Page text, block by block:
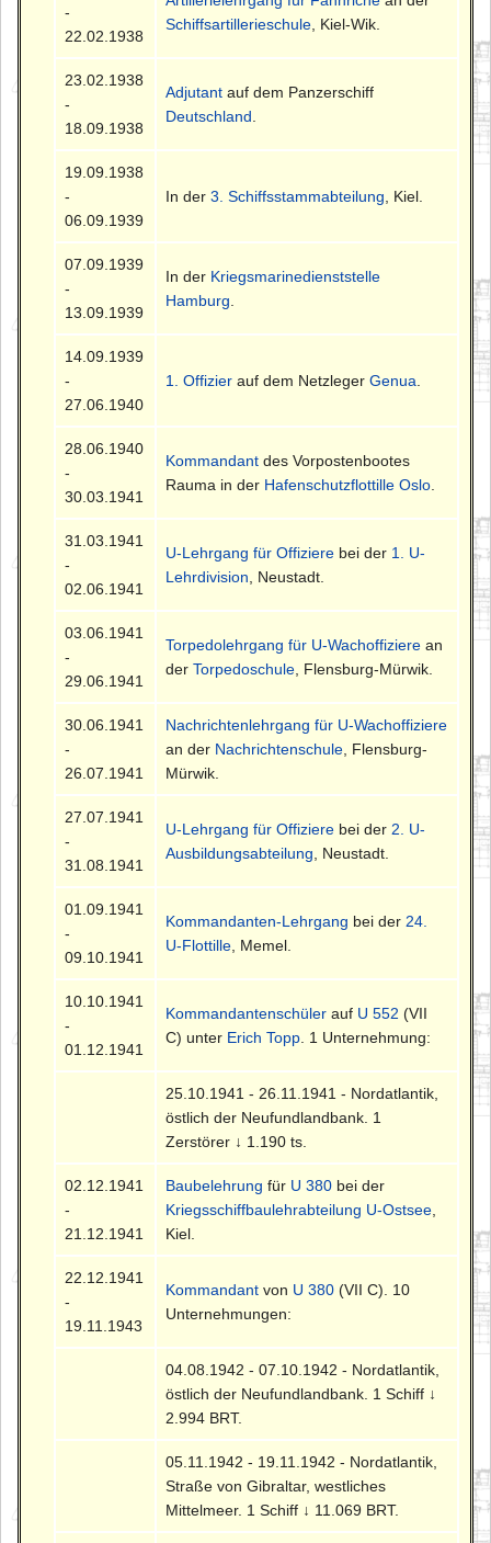
-
22.02.1938
Schiffsartillerieschule , Kiel-Wik.
23.02.1938
-
18.09.1938
Adjutant auf dem Panzerschiff
Deutschland
19.09.1938
-
06.09.1939
In der3. Schiffsstammabteilung , Kiel.
07.09.1939
-
13.09.1939
In der Kriegsmarinedienststelle
Hamburg
14.09.1939
-
27.06.1940
1. Offizier auf dem NetzlegerGenua
28.06.1940
-
30.03.1941
Kommandant des Vorpostenbootes
Rauma in der Hafenschutzflottille Oslo
31.03.1941
-
02.06.1941
U-Lehrgang für Offiziere bei der 1. U-
Lehrdivision , Neustadt.
03.06.1941
-
29.06.1941
Torpedolehrgang für U-Wachoffiziere an
derTorpedoschule , Flensburg-Mürwik.
30.06.1941
-
26.07.1941
Nachrichtenlehrgang für U-Wachoffiziere
an der Nachrichtenschule , Flensburg-
Mürwik.
27.07.1941
-
31.08.1941
U-Lehrgang für Offiziere bei der 2. U-
Ausbildungsabteilung , Neustadt.
01.09.1941
-
09.10.1941
Kommandanten-Lehrgang bei der 24.
U-Flottille , Memel.
10.10.1941
-
01.12.1941
Kommandantenschüler auf U 552 (VII
C) unter Erich Topp . 1 Unternehmung:
25.10.1941 - 26.11.1941 - Nordatlantik,
östlich der Neufundlandbank. 1
Zerstörer ↓ 1.190 ts.
02.12.1941
-
21.12.1941
Baubelehrung für U 380 bei der
Kriegsschiffbaulehrabteilung U-Ostsee
Kiel.
22.12.1941
-
19.11.1943
Kommandant von U 380 (VII C). 10
Unternehmungen:
04.08.1942 - 07.10.1942 - Nordatlantik,
östlich der Neufundlandbank. 1 Schiff ↓
2.994 BRT.
05.11.1942 - 19.11.1942 - Nordatlantik,
Straße von Gibraltar, westliches
Mittelmeer. 1 Schiff ↓ 11.069 BRT.